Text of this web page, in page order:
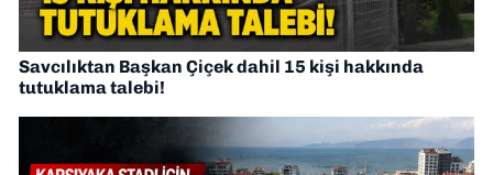
Savcılıktan Başkan Çiçek dahil 15 kişi hakkında
tutuklama talebi!